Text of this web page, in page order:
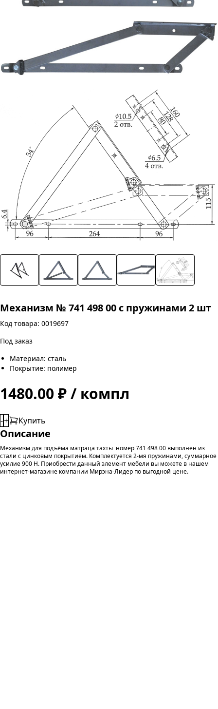
Механизм № 741 498 00 с пружинами 2 шт
Код товара: 0019697
Под заказ
Материал: сталь
Покрытие: полимер
1480.00 ₽ / компл
-+ Купить
Описание
Механизм для подъёма матраца тахты номер 741 498 00 выполнен из
стали с цинковым покрытием. Комплектуется 2-мя пружинами, суммарное
усилие 900 Н. Приобрести данный элемент мебели вы можете в нашем
интернет-магазине компании Мирэна-Лидер по выгодной цене.